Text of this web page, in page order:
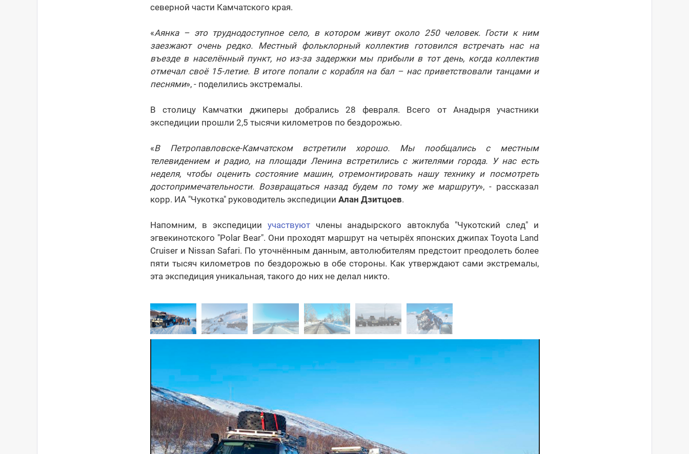
северной части Камчатского края.
«Аянка – это труднодоступное село, в котором живут около 250 человек. Гости к ним
заезжают очень редко. Местный фольклорный коллектив готовился встречать нас на
въезде в населённый пункт, но из-за задержки мы прибыли в тот день, когда коллектив
отмечал своё 15-летие. В итоге попали с корабля на бал – нас приветствовали танцами и
песнями», - поделились экстремалы.
В столицу Камчатки джиперы добрались 28 февраля. Всего от Анадыря участники
экспедиции прошли 2,5 тысячи километров по бездорожью.
«В Петропавловске-Камчатском встретили хорошо. Мы пообщались с местным
телевидением и радио, на площади Ленина встретились с жителями города. У нас есть
неделя, чтобы оценить состояние машин, отремонтировать нашу технику и посмотреть
достопримечательности. Возвращаться назад будем по тому же маршруту», - рассказал
корр. ИА "Чукотка" руководитель экспедиции Алан Дзитцоев.
Напомним, в экспедиции участвуютчлены анадырского автоклуба "Чукотский след" и
эгвекинотского "Polar Bear". Они проходят маршрут на четырёх японских джипах Toyota Land
Cruiser и Nissan Safari. По уточнённым данным, автолюбителям предстоит преодолеть более
пяти тысяч километров по бездорожью в обе стороны. Как утверждают сами экстремалы,
эта экспедиция уникальная, такого до них не делал никто.